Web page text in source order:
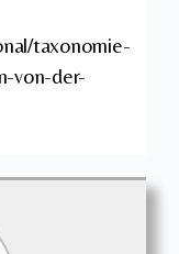
taxonomie-
von-der-